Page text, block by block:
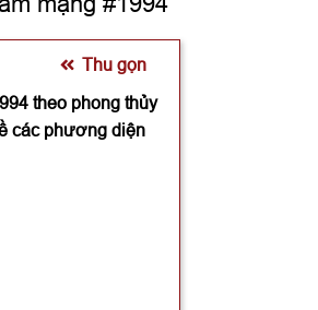
Thu gọn
theo phong thủy
các phương diện